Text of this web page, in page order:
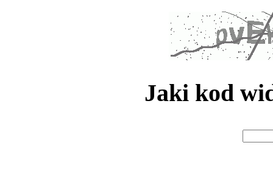
Jaki kod